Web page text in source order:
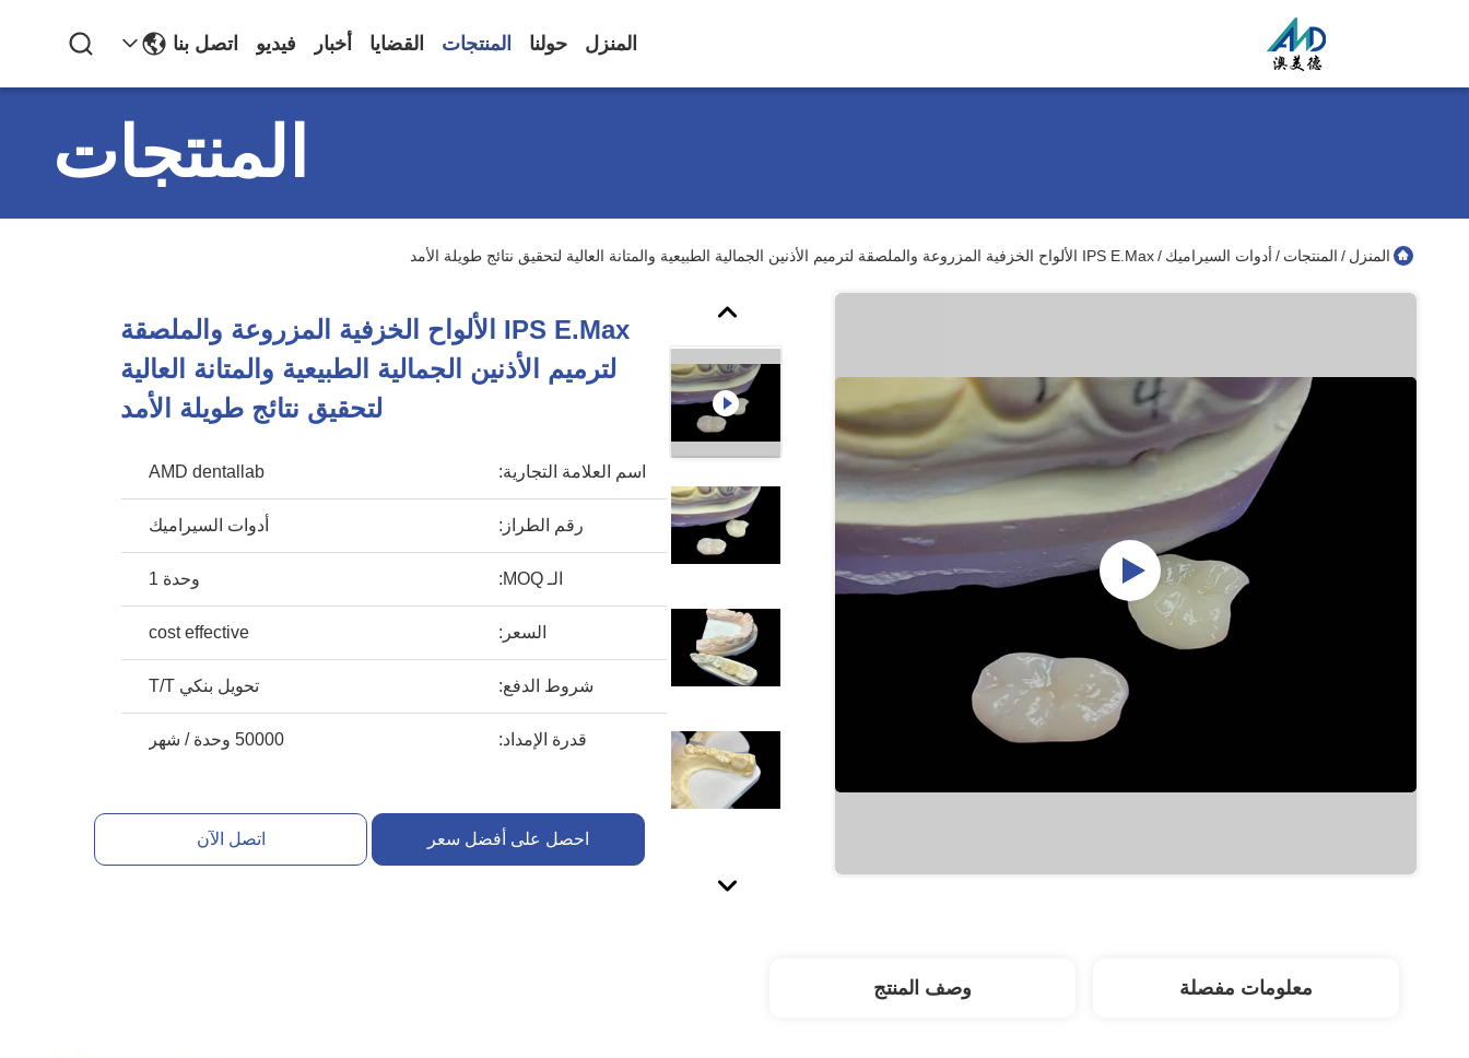
المنزل حولنا المنتجات القضايا أخبار فيديو اتصل بنا
المنتجات
المنزل / المنتجات / أدوات السيراميك /IPS E.max الألواح الخزفية المزروعة والملصقة لترميم الأذنين الجمالية الطبيعية والمتانة العالية لتحقيق نتائج طويلة الأمد
IPS E.max الألواح الخزفية المزروعة والملصقة
لترميم الأذنين الجمالية الطبيعية والمتانة العالية
لتحقيق نتائج طويلة الأمد
اسم العلامة التجارية: AMD dentallab
رقم الطراز: أدوات السيراميك
الـ MOQ: وحدة 1
السعر: cost effective
شروط الدفع: تحويل بنكي T/T
قدرة الإمداد: 50000 وحدة / شهر
احصل على أفضل سعر اتصل الآن
معلومات مفصلة وصف المنتج